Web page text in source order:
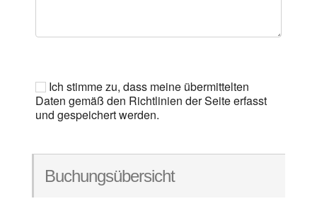
Ich stimme zu, dass meine übermittelten
Daten gemäß den Richtlinien der Seite erfasst
und gespeichert werden.
Buchungsübersicht